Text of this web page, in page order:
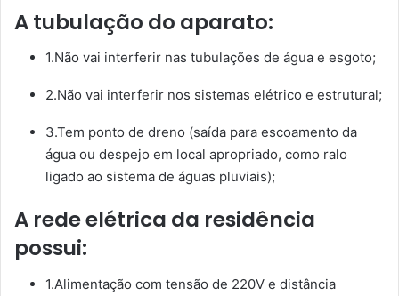
A tubulação do aparato:
1.Não vai interferir nas tubulações de água e esgoto;
2.Não vai interferir nos sistemas elétrico e estrutural;
3.Tem ponto de dreno (saída para escoamento da
água ou despejo em local apropriado, como ralo
ligado ao sistema de águas pluviais);
A rede elétrica da residência
possui:
1.Alimentação com tensão de 220V e distância